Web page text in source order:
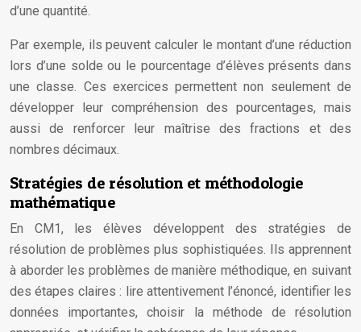
d’une quantité.
Par exemple, ils peuvent calculer le montant d’une réduction
lors d’une solde ou le pourcentage d’élèves présents dans
une classe. Ces exercices permettent non seulement de
développer leur compréhension des pourcentages, mais
aussi de renforcer leur maîtrise des fractions et des
nombres décimaux.
Stratégies de résolution et méthodologie
mathématique
En CM1, les élèves développent des stratégies de
résolution de problèmes plus sophistiquées. Ils apprennent
à aborder les problèmes de manière méthodique, en suivant
des étapes claires : lire attentivement l’énoncé, identifier les
données importantes, choisir la méthode de résolution